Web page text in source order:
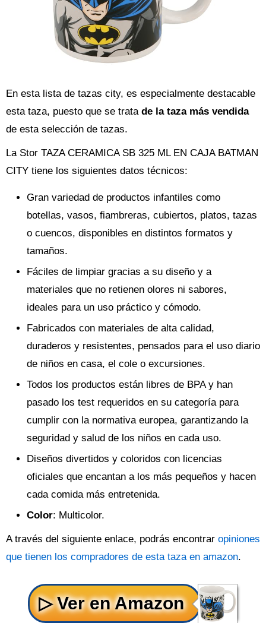
En esta lista de tazas city, es especialmente destacable
esta taza, puesto que se trata de la taza más vendida
de esta selección de tazas.
La Stor TAZA CERAMICA SB 325 ML EN CAJA BATMAN
CITY tiene los siguientes datos técnicos:
Gran variedad de productos infantiles como
botellas, vasos, fiambreras, cubiertos, platos, tazas
o cuencos, disponibles en distintos formatos y
tamaños.
Fáciles de limpiar gracias a su diseño y a
materiales que no retienen olores ni sabores,
ideales para un uso práctico y cómodo.
Fabricados con materiales de alta calidad,
duraderos y resistentes, pensados para el uso diario
de niños en casa, el cole o excursiones.
Todos los productos están libres de BPA y han
pasado los test requeridos en su categoría para
cumplir con la normativa europea, garantizando la
seguridad y salud de los niños en cada uso.
Diseños divertidos y coloridos con licencias
oficiales que encantan a los más pequeños y hacen
cada comida más entretenida.
Color: Multicolor.
A través del siguiente enlace, podrás encontrar opiniones
que tienen los compradores de esta taza en amazon.